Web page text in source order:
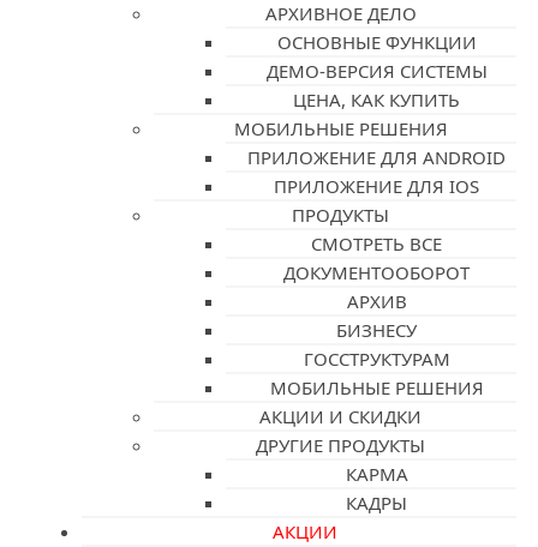
АРХИВНОЕ ДЕЛО
ОСНОВНЫЕ ФУНКЦИИ
ДЕМО-ВЕРСИЯ СИСТЕМЫ
ЦЕНА, КАК КУПИТЬ
МОБИЛЬНЫЕ РЕШЕНИЯ
ПРИЛОЖЕНИЕ ДЛЯ ANDROID
ПРИЛОЖЕНИЕ ДЛЯ IOS
ПРОДУКТЫ
СМОТРЕТЬ ВСЕ
ДОКУМЕНТООБОРОТ
АРХИВ
БИЗНЕСУ
ГОССТРУКТУРАМ
МОБИЛЬНЫЕ РЕШЕНИЯ
АКЦИИ И СКИДКИ
ДРУГИЕ ПРОДУКТЫ
КАРМА
КАДРЫ
АКЦИИ